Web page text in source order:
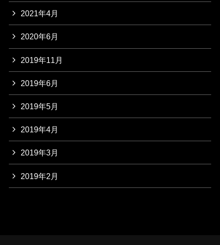
2021年4月
2020年6月
2019年11月
2019年6月
2019年5月
2019年4月
2019年3月
2019年2月